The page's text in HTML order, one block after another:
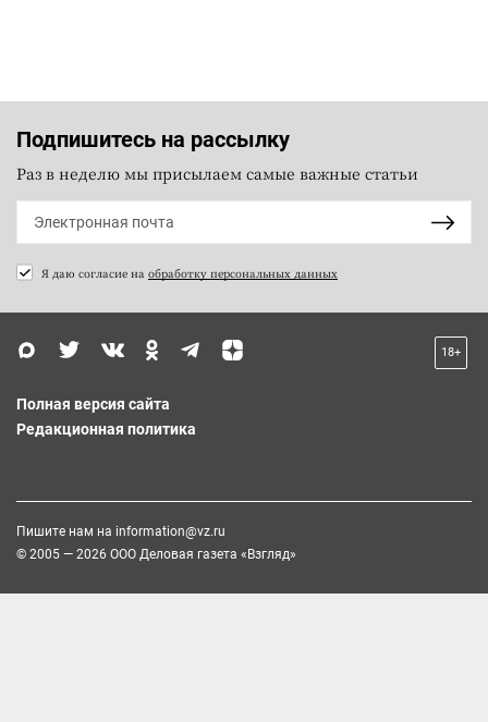
Подпишитесь на рассылку
Раз в неделю мы присылаем самые важные статьи
Я даю согласие на обработку персональных данных
18+
Полная версия сайта
Редакционная политика
Пишите нам на information@vz.ru
© 2005 — 2026 ООО Деловая газета «Взгляд»